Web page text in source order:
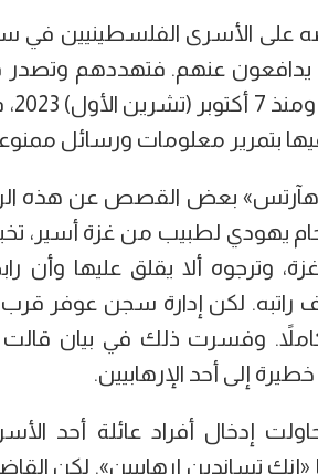
على الأسرى الفلسطينيين في
يدافعون عنهم. فتهددهم
من
بعض القصص عن هذه
يهودي لطبيب من غزة أسير، تخبره
وترجوه ألا يقلق عليها وأن
لكن إدارة سجن عوفر قرب
وفسرت ذلك في بيان قالت
إلى أحد الإرهابيين.
إدخال أفراد عائلة أحد
تساندين إرهابيين». لكن